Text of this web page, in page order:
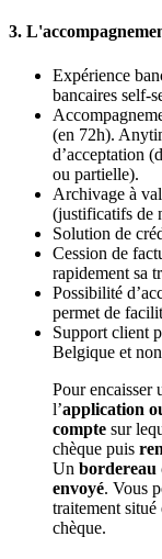
3.
Expérience
bancaires self-
(en 72h).
d’acceptation
ou partielle).
Archivage à
(justificatifs de
Solution de
Cession de
rapidement sa
Possibilité
permet de
Support client
Belgique et
Pour encaisser
l’application
compte sur
chèque puis
Un bordereau
envoyé. Vous
traitement situé
chèque.